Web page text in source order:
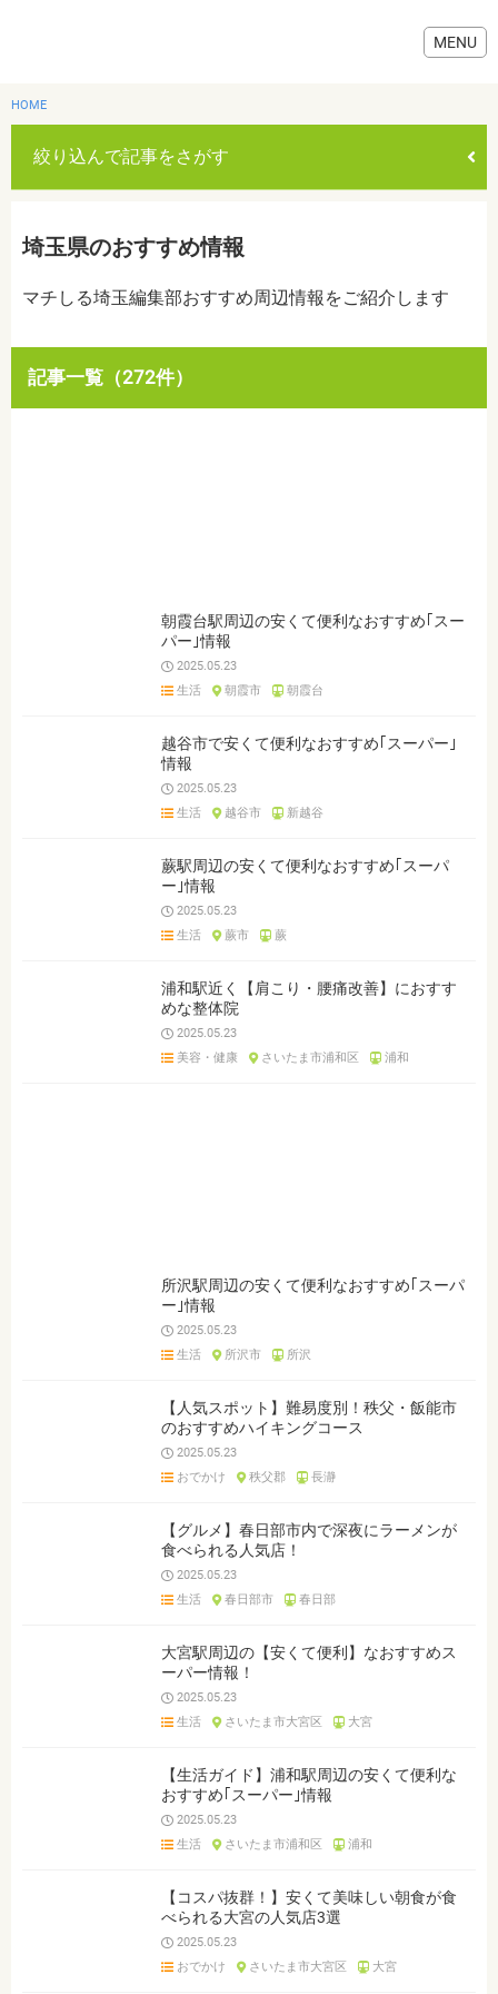
HOME
絞り込んで記事をさがす
埼玉県のおすすめ情報
マチしる埼玉編集部おすすめ周辺情報をご紹介します
記事一覧（272件）
朝霞台駅周辺の安くて便利なおすすめ｢スー
パー｣情報
2025.05.23
生活
朝霞市 朝霞台
越谷市で安くて便利なおすすめ｢スーパー｣
情報
2025.05.23
生活
越谷市 新越谷
蕨駅周辺の安くて便利なおすすめ｢スーパ
ー｣情報
2025.05.23
生活
蕨市 蕨
浦和駅近く【肩こり・腰痛改善】におすす
めな整体院
2025.05.23
美容・健康
さいたま市浦和区 浦和
所沢駅周辺の安くて便利なおすすめ｢スーパ
ー｣情報
2025.05.23
生活
所沢市 所沢
【人気スポット】難易度別！秩父・飯能市
のおすすめハイキングコース
2025.05.23
おでかけ
秩父郡 長瀞
【グルメ】春日部市内で深夜にラーメンが
食べられる人気店！
2025.05.23
生活
春日部市 春日部
大宮駅周辺の【安くて便利】なおすすめス
ーパー情報！
2025.05.23
生活
さいたま市大宮区 大宮
【生活ガイド】浦和駅周辺の安くて便利な
おすすめ｢スーパー｣情報
2025.05.23
生活
さいたま市浦和区 浦和
【コスパ抜群！】安くて美味しい朝食が食
べられる大宮の人気店3選
2025.05.23
おでかけ
さいたま市大宮区 大宮